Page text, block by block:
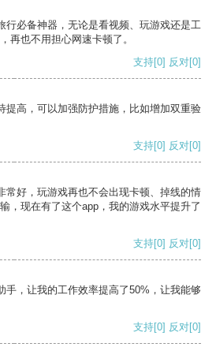
行必备神器，无论是看视频、玩游戏还是工
再也不用担心网速卡顿了。
支持[0] 反对[0]
提高，可以加强防护措施，比如增加双重验
支持[0] 反对[0]
常好，玩游戏再也不会出现卡顿、掉线的情
，现在有了这个app，我的游戏水平提升了
支持[0] 反对[0]
手，让我的工作效率提高了50%，让我能够
支持[0] 反对[0]